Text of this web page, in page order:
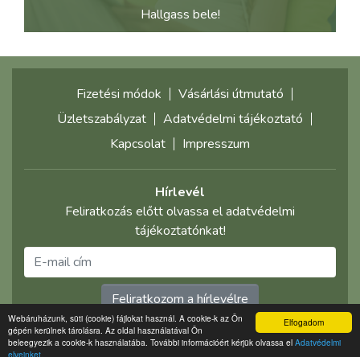
Elfogadom
Webáruházunk, süti (cookie) fájlokat használ. A cookie-k az Ön
gépén kerülnek tárolásra. Az oldal használatával Ön
beleegyezik a cookie-k használatába. További információért kérjük olvassa el Adatvédelmi
elveinket.
Hallgass bele!
Fizetési módok
Vásárlási útmutató
Üzletszabályzat
Adatvédelmi tájékoztató
Kapcsolat
Impresszum
Hírlevél
Feliratkozás előtt olvassa el adatvédelmi
tájékoztatónkat!
Feliratkozom a hírlevélre
©2021 multimediaplaza.com